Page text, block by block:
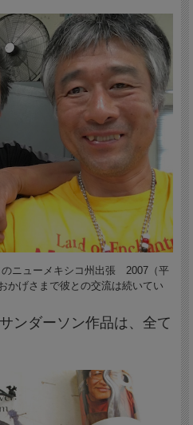
ニューメキシコ州出張 2007（平
かげさまで彼との交流は続いてい
ンダーソン作品は、全て